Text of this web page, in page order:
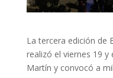
La tercera edición de
realizó el viernes 19 y
Martín y convocó a